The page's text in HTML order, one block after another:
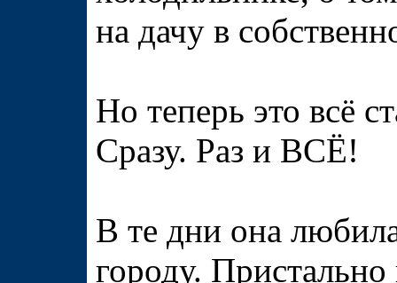
на дачу в
Но теперь это всё
Сразу. Раз и ВСЁ!
В те дни она
городу. Пристально